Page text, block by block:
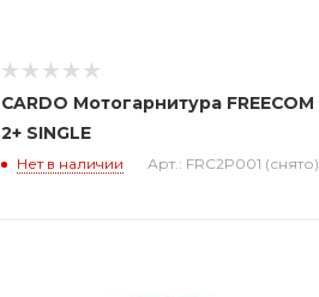
CARDO Мотогарнитура FREECOM
2+ SINGLE
Нет в наличии Арт.: FRC2P001 (снято)